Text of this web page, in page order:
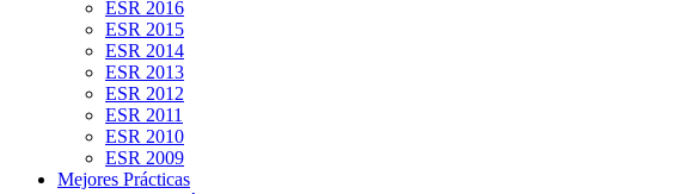
ESR 2016
ESR 2015
ESR 2014
ESR 2013
ESR 2012
ESR 2011
ESR 2010
ESR 2009
Mejores Prácticas